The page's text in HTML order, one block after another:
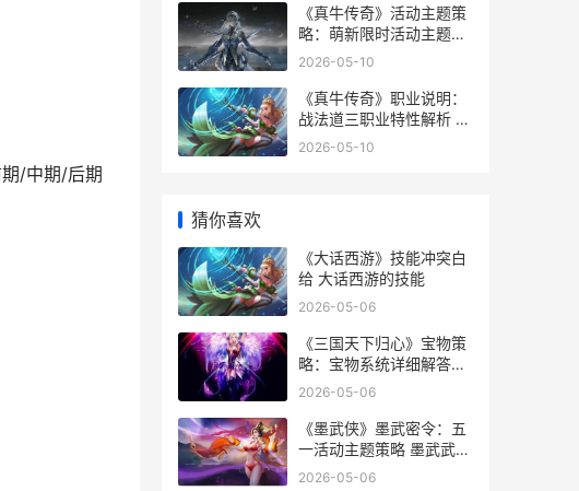
/中期/后期
《真牛传奇》活动主题策
略：萌新限时活动主题方
法指导 真传奇到底怎么一
2026-05-10
《真牛传奇》职业说明：
战法道三职业特性解析 真
传奇叫什么名字
2026-05-10
猜你喜欢
《大话西游》技能冲突白
给 大话西游的技能
2026-05-06
《三国天下归心》宝物策
略：宝物系统详细解答&
养成指导 三国天下归心兑
2026-05-06
《墨武侠》墨武密令：五
一活动主题策略 墨武武侠
小说
2026-05-06